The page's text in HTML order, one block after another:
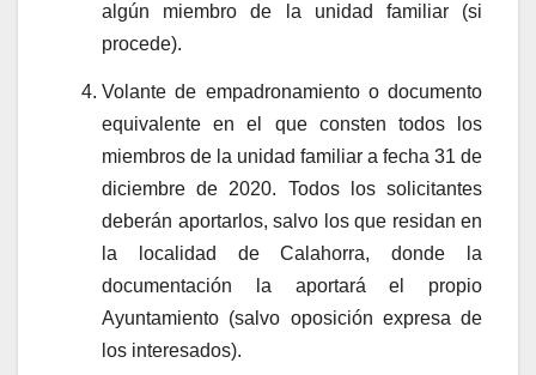
algún miembro de la unidad familiar (si
procede).
Volante de empadronamiento o documento
equivalente en el que consten todos los
miembros de la unidad familiar a fecha 31 de
diciembre de 2020. Todos los solicitantes
deberán aportarlos, salvo los que residan en
la localidad de Calahorra, donde la
documentación la aportará el propio
Ayuntamiento (salvo oposición expresa de
los interesados).